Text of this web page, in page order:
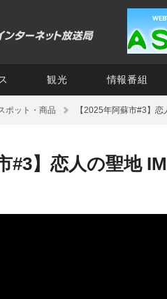
観光 情報番組
ポット・商品 【2025年阿蘇市#3】
#3】恋人の聖地